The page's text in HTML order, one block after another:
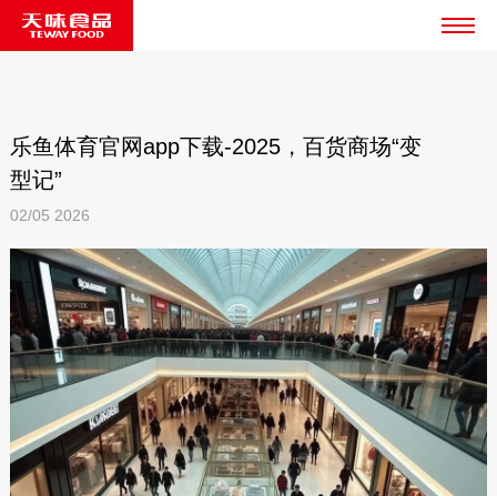
乐鱼体育官网app下载-2025，百货商场“变
型记”
02/05 2026